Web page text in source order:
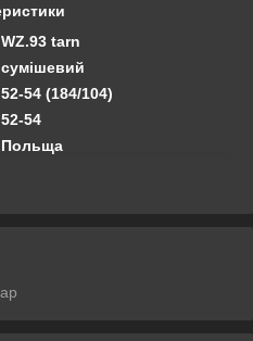
WZ.93 tarn
сумішевий
52-54 (184/104)
52-54
Польща